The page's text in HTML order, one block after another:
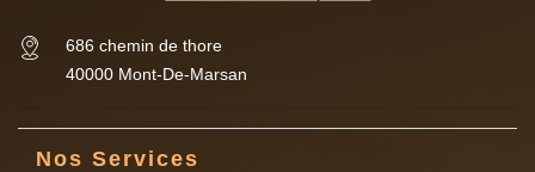
686 chemin de thore
40000 Mont-De-Marsan
Nos Services